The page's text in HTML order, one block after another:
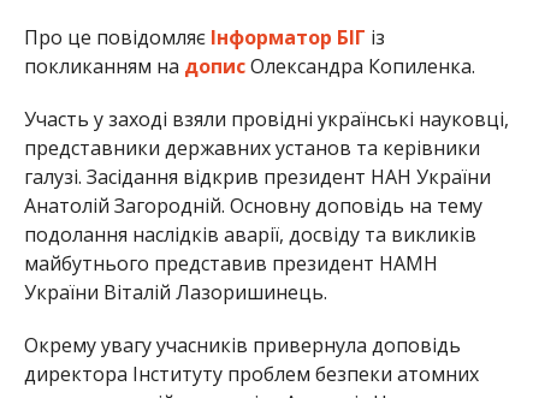
Про це повідомляє Інформатор БІГ із
покликанням на дописОлександра Копиленка.
Участь у заході взяли провідні українські науковці,
представники державних установ та керівники
галузі. Засідання відкрив президент НАН України
Анатолій Загородній. Основну доповідь на тему
подолання наслідків аварії, досвіду та викликів
майбутнього представив президент НАМН
України Віталій Лазоришинець.
Окрему увагу учасників привернула доповідь
директора Інституту проблем безпеки атомних